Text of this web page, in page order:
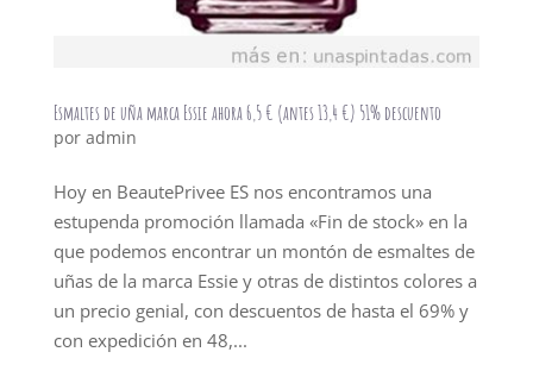
Esmaltes de uña marca Essie ahora 6,5 € (antes 13,4 €) 51% descuento
por admin
Hoy en BeautePrivee ES nos encontramos una
estupenda promoción llamada «Fin de stock» en la
que podemos encontrar un montón de esmaltes de
uñas de la marca Essie y otras de distintos colores a
un precio genial, con descuentos de hasta el 69% y
con expedición en 48,...